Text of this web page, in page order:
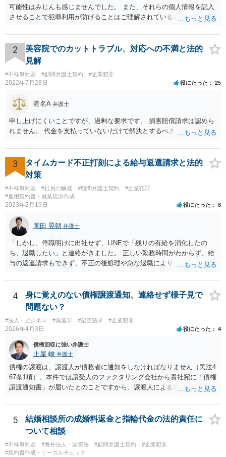
可能性はみじんも感じませんでした。 また、それらの個人情報を記入
させることで犯罪利用が防げることはご理解されているとおりです。
士に同意を求めているだけです。 最初の回答では分かりづらかったの
かもしれませんが、質問にわかりやすく答えると「法的に許される」
が答えになります。 補足でアドバイスしておきますと、今私に反論し
てきたその内容をゆうちょ銀行にぶつければいいとおもいます。 もっ
とも、ぶつけられたゆうちょ銀行があなたと契約するかは法律上ゆう
ちょ銀行の自由です。
2
美容院でのカットトラブル、対応への不満と法的
見解
#不祥事対応 #顧問弁護士契約 #企業犯罪
2022年7月28日 役にたった 25
匿名A 弁護士
申し上げにくいことですが、過剰な要求です。 損害賠償請求は認めら
れません。 代金を支払っていないだけで解決とするべきでしょう。
3
タイムカード不正打刻による給与返還請求と法的
対策
#不祥事対応 #社員の解雇 #顧問弁護士契約
#企業犯罪
#雇用契約書・就業規則作成
2023年2月19日 役にたった 8
岡田 晃朝 弁護士
「しかし、停職明けに出社せず、LINEで「残りの有給を消化したの
ち、退職したい」と連絡がきました。 正しい勤務時間がわからず、給
与の返還請求もできず、不正の後処理や急な退職により、社や他のス
状況です。」 大変悪質ですね。打刻場所のデータと、これまでのタイ
ムカードの虚偽を確認し、突き付けて責任を問題にすることになるで
しょう。 詐欺もありうるでしょうね。 「正しい時間がわからないとい
うタイムカード不正打刻による返還請求はどのようにおこなえばよい
でしょうか？」 想定できる虚偽を前提に、相手と協議して詰めればよ
いかと思います。 確実な記録があれば、それによるのがよいですが、
すべては不可能でしょうので。 相手の言動には早急には返事をせずに
弁護士と相談しながら、対応策を検討する方がよいでしょう。 また、
返還が難しい場合、損害賠償を請求する事はできますでしょうか？ 法
的には可能ですが、立証の問題があります。 協議でも問題にできそう
ですが、調停なども検討できるでしょう。 また、返還請求も損害賠償
請求もせず、「詐欺」として、警察に被害届を出す事は可能でしょう
か？ 内容的には検討できますが、立証は、民事よりさらにワンランク
上がります。 警察に相談されてもよい事案だとは思います。
4
身に覚えのない債権譲渡通知、連絡せず様子見で
問題ない？
#法人・ビジネス #偽造罪 #架空請求 #企業犯罪
2026年4月3日 役にたった 4
債権回収に強い弁護士
土屋 峻 弁護士
債権の譲渡は、譲渡人が債務者に通知をしなければなりません（民法4
67条1項）。本件では譲受人のファクタリング会社から貴社宛に「債権
譲渡通知書」が届いたとのことですから、譲渡人による通知ではない
は、当該ファクタリング会社が詐称譲受人の可能性があるとすら指摘
できるでしょう。 次に、たとえファクタリング会社からの「債権譲渡
通知書」であっても、それが譲渡人の個人事業主の委託を受けてなさ
れていた場合等であり、債務者対抗要件の問題をクリアされていたと
しても、当該ファクタリング会社が譲受債権請求訴訟を提起する場
5
結婚相談所の成婚料返金と指輪代金の法的責任に
ついて相談
#不祥事対応 #海外法人・国際法 #顧問弁護士契約
#企業犯罪
#契約書作成・リーガルチェック